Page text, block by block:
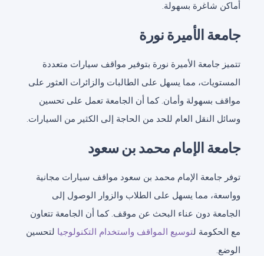
أماكن شاغرة بسهولة.
جامعة الأميرة نورة
تتميز جامعة الأميرة نورة بتوفير مواقف سيارات متعددة
المستويات، مما يسهل على الطالبات والزائرات العثور على
مواقف بسهولة وأمان. كما أن الجامعة تعمل على تحسين
وسائل النقل العام للحد من الحاجة إلى الكثير من السيارات.
جامعة الإمام محمد بن سعود
توفر جامعة الإمام محمد بن سعود مواقف سيارات مجانية
وواسعة، مما يسهل على الطلاب والزوار الوصول إلى
الجامعة دون عناء البحث عن موقف. كما أن الجامعة تتعاون
مع الحكومة لتوسيع المواقف واستخدام التكنولوجيا لتحسين
الوضع.